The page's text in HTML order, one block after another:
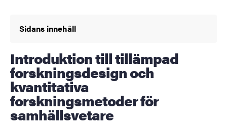
Sidans innehåll
Introduktion till tillämpad
forskningsdesign och
kvantitativa
forskningsmetoder för
samhällsvetare